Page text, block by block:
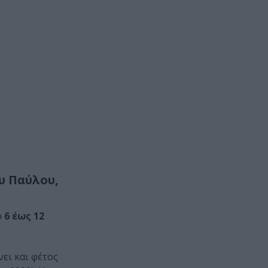
Παύλου,
6 έως 12
και φέτος